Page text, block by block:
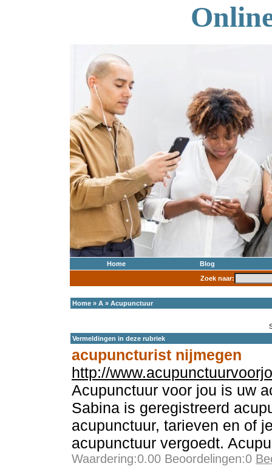
Home
Blog
Zoek naar:
Home » A » Acupunctuur
Vermeldingen in deze rubriek
acupuncturist nijmegen
http://
Acupunctuur voor jou is uw
Sabina is geregistreerd
acupunctuur, tarieven en of
acupunctuur vergoedt.
Waardering:0.00 Beoordelingen:0